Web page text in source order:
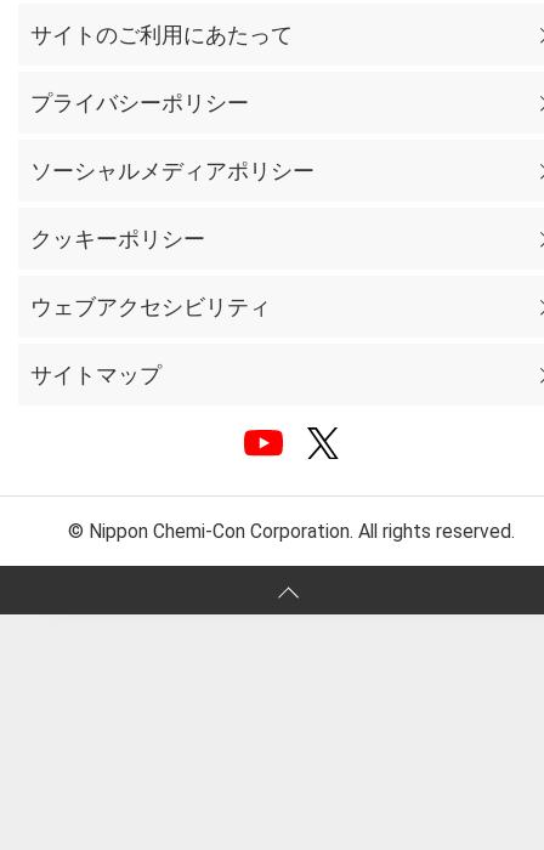
サイトのご利用にあたって
プライバシーポリシー
ソーシャルメディアポリシー
クッキーポリシー
ウェブアクセシビリティ
サイトマップ
© Nippon Chemi-Con Corporation. All rights reserved.